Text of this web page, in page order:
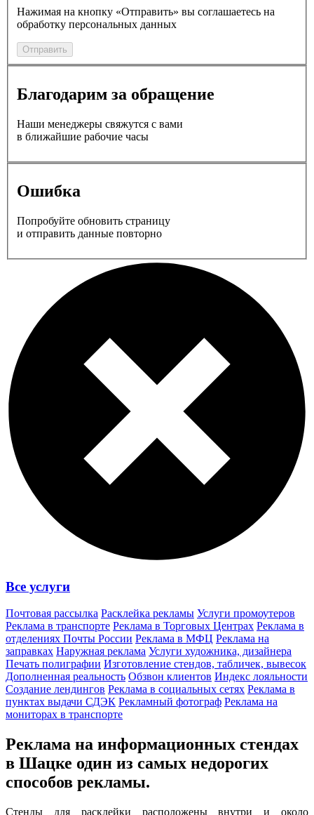
Нажимая на кнопку «Отправить» вы соглашаетесь на
обработку персональных данных
Отправить
Благодарим за обращение
Наши менеджеры свяжутся с вами
в ближайшие рабочие часы
Ошибка
Попробуйте обновить страницу
и отправить данные повторно
Все услуги
Почтовая рассылка Расклейка рекламы Услуги промоутеров
Реклама в транспорте Реклама в Торговых Центрах Реклама в
отделениях Почты России Реклама в МФЦ Реклама на
заправках Наружная реклама Услуги художника, дизайнера
Печать полиграфии Изготовление стендов, табличек, вывесок
Дополненная реальность Обзвон клиентов Индекс лояльности
Создание лендингов Реклама в социальных сетях Реклама в
пунктах выдачи СДЭК Рекламный фотограф Реклама на
мониторах в транспорте
Реклама на информационных стендах
в Шацке один из самых недорогих
способов рекламы.
Стенды для расклейки расположены внутри и около